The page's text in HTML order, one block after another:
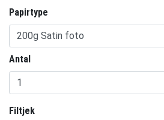
Papirtype
Antal
Filtjek